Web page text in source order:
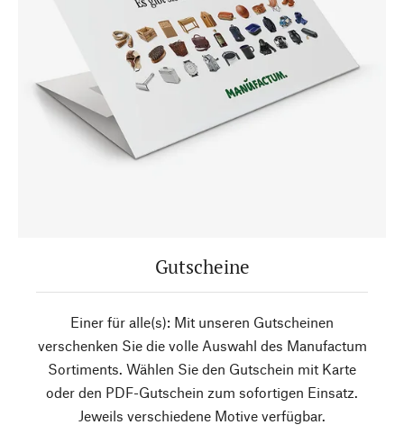
Gutscheine
Einer für alle(s): Mit unseren Gutscheinen
verschenken Sie die volle Auswahl des Manufactum
Sortiments. Wählen Sie den Gutschein mit Karte
oder den PDF-Gutschein zum sofortigen Einsatz.
Jeweils verschiedene Motive verfügbar.